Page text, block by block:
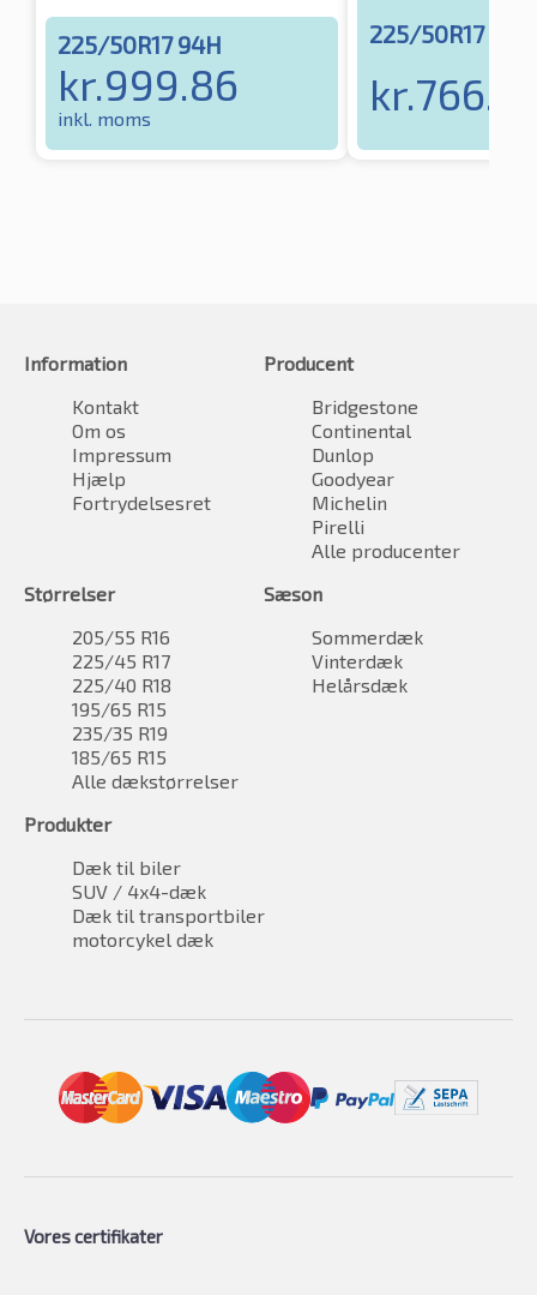
225/50R17 94H
kr.999.86
inkl. moms
225/50R17
kr.
Information
Kontakt
Om os
Impressum
Hjælp
Fortrydelsesret
Producent
Bridgestone
Continental
Dunlop
Goodyear
Michelin
Pirelli
Alle producenter
Størrelser
205/55 R16
225/45 R17
225/40 R18
195/65 R15
235/35 R19
185/65 R15
Alle dækstørrelser
Sæson
Sommerdæk
Vinterdæk
Helårsdæk
Produkter
Dæk til biler
SUV / 4x4-dæk
Dæk til transportbiler
motorcykel dæk
Vores certifikater